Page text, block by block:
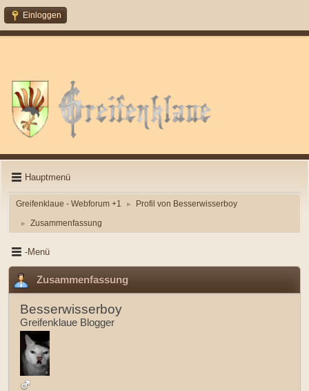
Einloggen
Hauptmenü
Greifenklaue - Webforum +1 ► Profil von Besserwisserboy
► Zusammenfassung
-Menü
Zusammenfassung
Besserwisserboy
Greifenklaue Blogger